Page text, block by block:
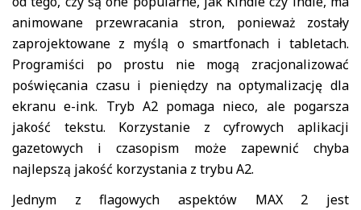
animowane przewracania stron, ponieważ zostały
zaprojektowane z myślą o smartfonach i tabletach.
Programiści po prostu nie mogą zracjonalizować
poświęcania czasu i pieniędzy na optymalizację dla
ekranu e-ink. Tryb A2 pomaga nieco, ale pogarsza
jakość tekstu. Korzystanie z cyfrowych aplikacji
gazetowych i czasopism może zapewnić chyba
najlepszą jakość korzystania z trybu A2.
Jednym z flagowych aspektów MAX 2 jest